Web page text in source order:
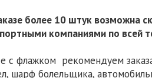
более 10 штук возможна
компаниями по всей
с флажком рекомендуем
шарф болельщика,